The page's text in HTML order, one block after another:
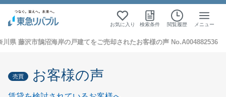
お気に入り 検索条件 閲覧履歴 メニュー
川県 藤沢市鵠沼海岸の戸建てをご売却されたお客様の声 No.A004882536
売買 お客様の声